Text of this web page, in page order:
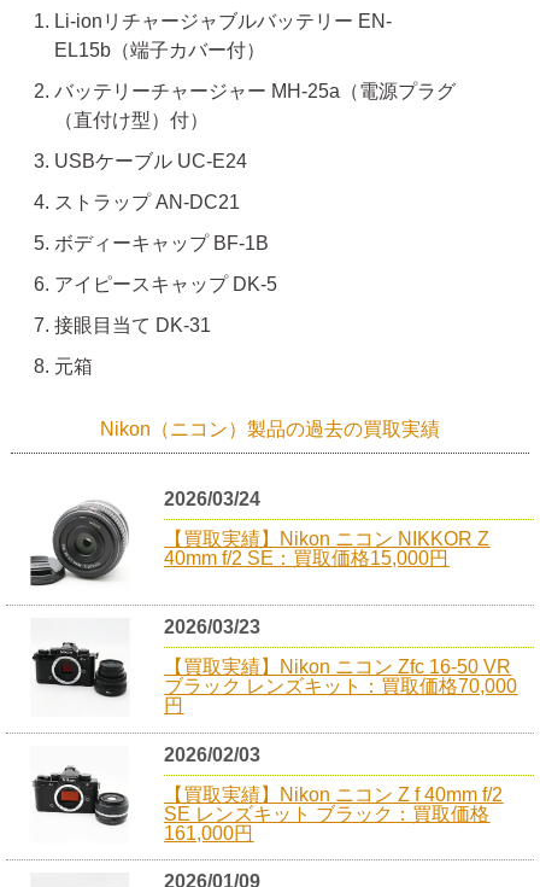
Li-ionリチャージャブルバッテリー EN-
EL15b（端子カバー付）
バッテリーチャージャー MH-25a（電源プラグ
（直付け型）付）
USBケーブル UC-E24
ストラップ AN-DC21
ボディーキャップ BF-1B
アイピースキャップ DK-5
接眼目当て DK-31
元箱
Nikon（ニコン）製品の過去の買取実績
2026/03/24
【買取実績】Nikon ニコン NIKKOR Z
40mm f/2 SE：買取価格15,000円
2026/03/23
【買取実績】Nikon ニコン Zfc 16-50 VR
ブラック レンズキット：買取価格70,000
円
2026/02/03
【買取実績】Nikon ニコン Z f 40mm f/2
SE レンズキット ブラック：買取価格
161,000円
2026/01/09